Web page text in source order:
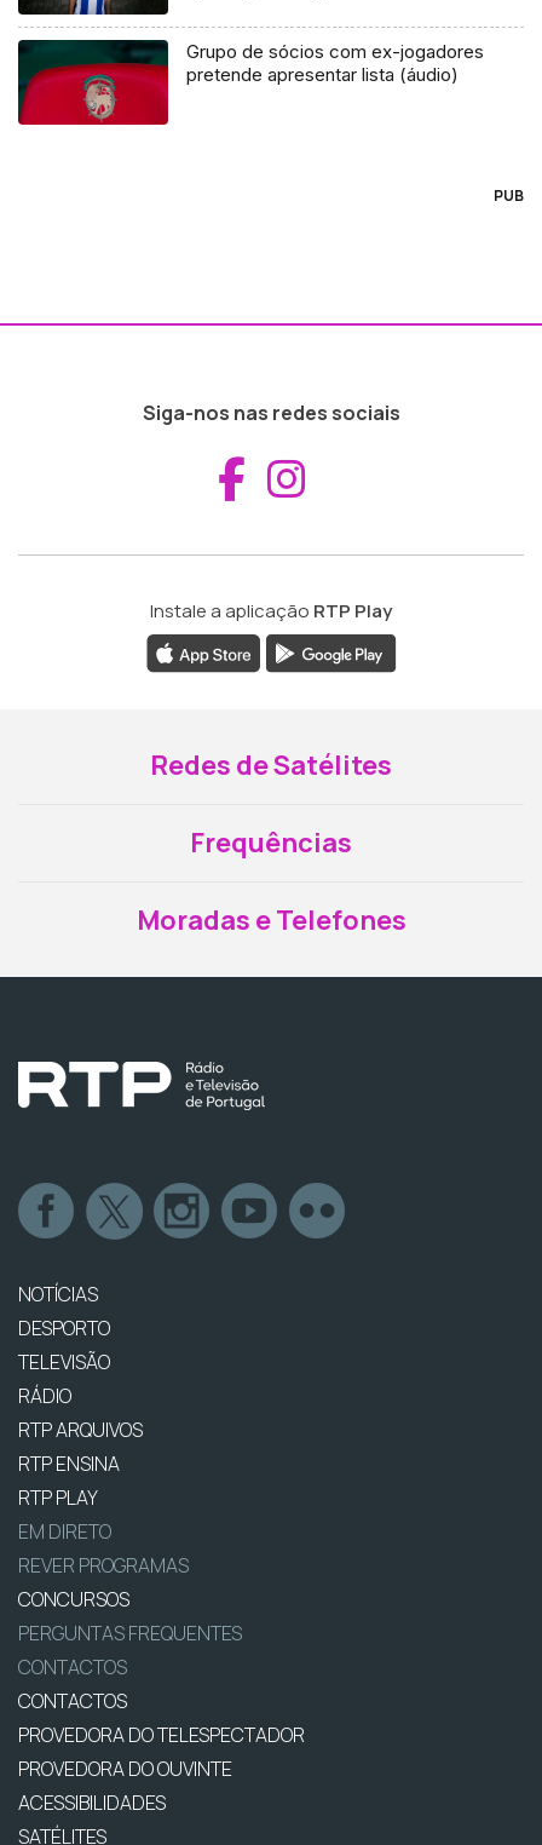
Grupo de sócios com ex-jogadores
pretende apresentar lista (áudio)
PUB
Siga-nos nas redes sociais
Aceder ao
Instale a aplicação RTP Play
Redes de Satélites
Frequências
Moradas e Telefones
NOTÍCIAS
DESPORTO
TELEVISÃO
RÁDIO
RTP ARQUIVOS
RTP ENSINA
RTP PLAY
EM DIRETO
REVER PROGRAMAS
CONCURSOS
PERGUNTAS FREQUENTES
CONTACTOS
CONTACTOS
PROVEDORA DO TELESPECTADOR
PROVEDORA DO OUVINTE
ACESSIBILIDADES
SATÉLITES